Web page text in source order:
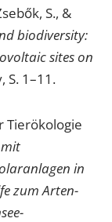
S., &
biodiversity:
sites on
S. 1–11.
Tierökologie
in
zum Arten-